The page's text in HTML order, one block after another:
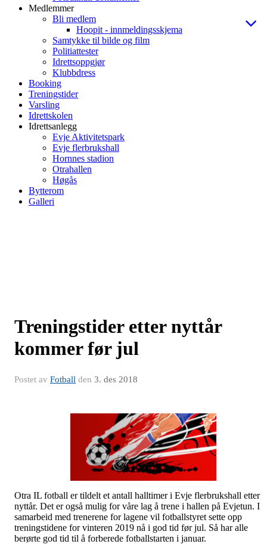
Medlemmer
Bli medlem
Hoopit - innmeldingsskjema
Samtykke til bilde og film
Politiattester
Idrettsoppgjør
Klubbdress
Booking
Treningstider
Varsling
Idrettskolen
Idrettsanlegg
Evje Aktivitetspark
Evje flerbrukshall
Hornnes stadion
Otrahallen
Høgås
Bytterom
Galleri
Treningstider etter nyttår
kommer før jul
Postet av Fotball den 3. des 2018
Otra IL fotball er tildelt et antall halltimer i Evje flerbrukshall etter
nyttår. Det er også mulig for våre lag å trene i hallen på Evjetun. I
samarbeid med trenerene for lagene vil fotballstyret sette opp
treningstidene for vinteren 2019 nå i god tid før jul. Så har alle
berørte god tid til å forberede fotballstarten i januar.